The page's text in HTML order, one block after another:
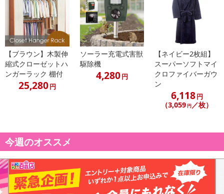
休業日
【ブラウン】木製伸
縮式クローゼットハ
ンガーラック 棚付
25,280円
ソーラー充電式害獣
駆除機
4,280円
【ネイビー2枚組】
スーパーソフトマイ
クロファイバーガウ
ン
6,118円
（3,059 円／枚）
今週のオススメ